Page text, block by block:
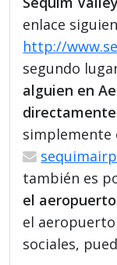
enlace
http://
segundo
alguien en
simplemente
también es
el
el
sociales,